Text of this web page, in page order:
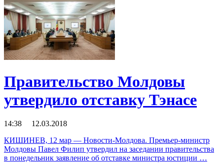
Правительство Молдовы
утвердило отставку Тэнасе
14:38 12.03.2018
КИШИНЕВ, 12 мар — Новости-Молдова. Премьер-министр
Молдовы Павел Филип утвердил на заседании правительства
в понедельник заявление об отставке министра юстиции …